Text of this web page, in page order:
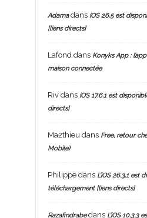
Adamadans iOS 26.5 est
[liens directs]
Lafond dans Konyks App :
maison connectée
Rivdans iOS 17.6.1 est
directs]
Ma2thieu dans Free, retour
Mobile)
Philippedans L’iOS 26.3.1 est
téléchargement [liens directs]
Razafindrabedans L’iOS 10.3.3